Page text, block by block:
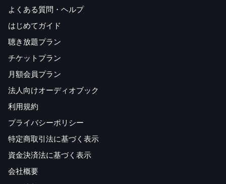
よくある質問・ヘルプ
はじめてガイド
聴き放題プラン
チケットプラン
月額会員プラン
法人向けオーディオブック
利用規約
プライバシーポリシー
特定商取引法に基づく表示
資金決済法に基づく表示
会社概要